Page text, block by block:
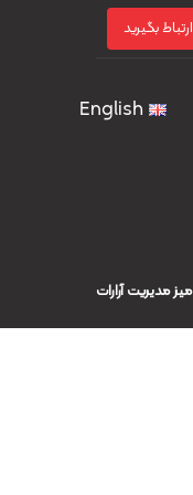
ارتباط بگیرید
English
میز مدیریت آرارات